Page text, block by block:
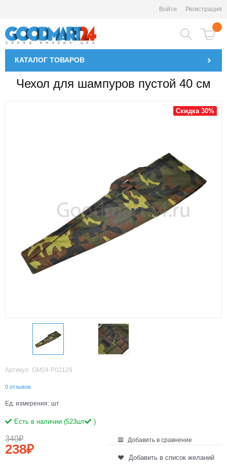
Войти Регистрация
КАТАЛОГ ТОВАРОВ
Чехол для шампуров пустой 40 см
Скидка 30%
Артикул: GM24-P02129
0 отзывов
Ед. измерения: шт
Есть в наличии (523шт )
340₽
238₽
Добавить в сравнение
Добавить в список желаний